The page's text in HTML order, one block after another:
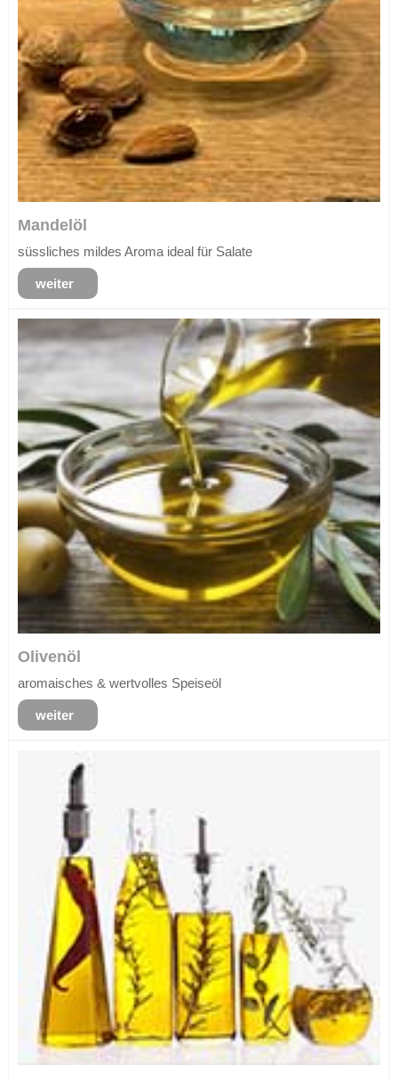
Mandelöl
süssliches mildes Aroma ideal für Salate
weiter
Olivenöl
aromaisches & wertvolles Speiseöl
weiter